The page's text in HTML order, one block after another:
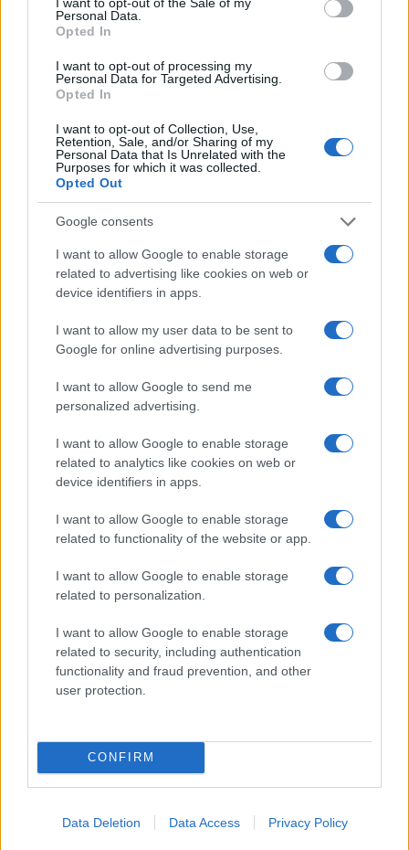
Personal Data.
Opted In
I want to opt-out of processing my
Personal Data for Targeted Advertising.
Opted In
I want to opt-out of Collection, Use,
Retention, Sale, and/or Sharing of my
Personal Data that Is Unrelated with the
Purposes for which it was collected.
Opted Out
Google consents
I want to allow Google to enable storage
related to advertising like cookies on web or
device identifiers in apps.
I want to allow my user data to be sent to
Google for online advertising purposes.
I want to allow Google to send me
personalized advertising.
I want to allow Google to enable storage
related to analytics like cookies on web or
device identifiers in apps.
I want to allow Google to enable storage
related to functionality of the website or app.
I want to allow Google to enable storage
related to personalization.
I want to allow Google to enable storage
related to security, including authentication
functionality and fraud prevention, and other
user protection.
CONFIRM
Data Deletion Data Access Privacy Policy
magyarul is kapható munkája, így
feltételezhető, szakértelmét nem csak a volt
erotikus filmek dívájától kölcsönözte.
Mostani közös munkájukat, mint a vágy és
szenvedély helyreállításának útmutatóját
méltatták a sajtóban.
bizalmasa